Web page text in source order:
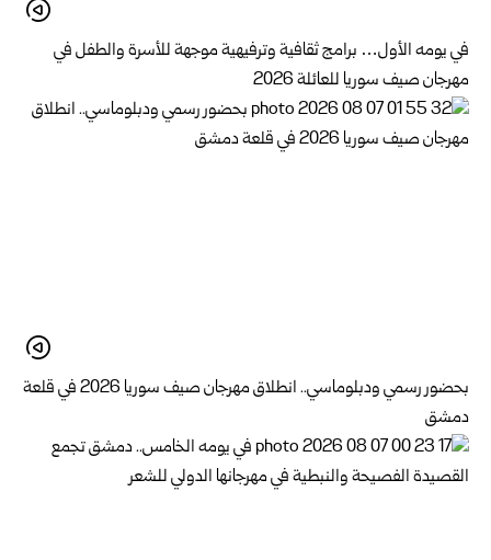
في يومه الأول… برامج ثقافية وترفيهية موجهة للأسرة والطفل في
مهرجان صيف سوريا للعائلة 2026
بحضور رسمي ودبلوماسي.. انطلاق مهرجان صيف سوريا 2026 في قلعة
دمشق